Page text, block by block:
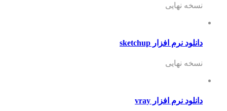
نسخه نهایی
دانلود نرم افزار sketchup
نسخه نهایی
دانلود نرم افزار vray